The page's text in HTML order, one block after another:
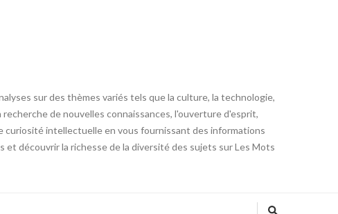
sur des thèmes variés tels que la culture, la technologie,
de nouvelles connaissances, l'ouverture d'esprit,
intellectuelle en vous fournissant des informations
découvrir la richesse de la diversité des sujets sur Les Mots